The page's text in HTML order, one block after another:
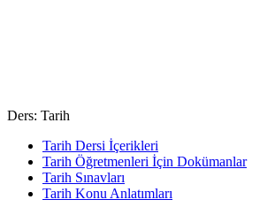
Ders: Tarih
Tarih Dersi İçerikleri
Tarih Öğretmenleri İçin Dokümanlar
Tarih Sınavları
Tarih Konu Anlatımları